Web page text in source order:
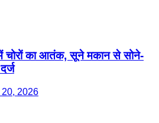
में चोरों का आतंक, सूने मकान से सोने-
2026